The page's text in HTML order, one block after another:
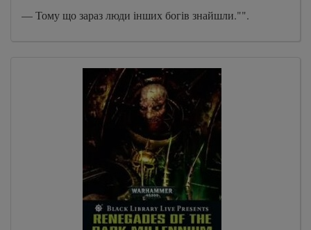
— Тому що зараз люди інших богів знайшли."".